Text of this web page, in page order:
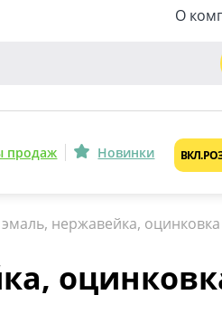
О
продаж Новинки ВКЛ.
нержавейка, оцинковка